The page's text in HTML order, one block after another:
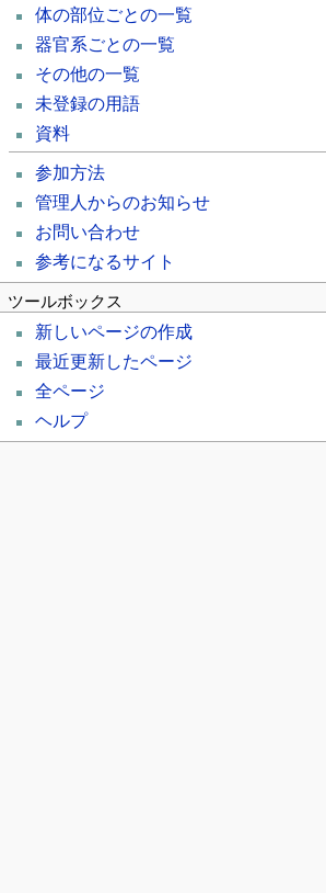
体の部位ごとの一覧
器官系ごとの一覧
その他の一覧
未登録の用語
資料
参加方法
管理人からのお知らせ
お問い合わせ
参考になるサイト
ツールボックス
新しいページの作成
最近更新したページ
全ページ
ヘルプ